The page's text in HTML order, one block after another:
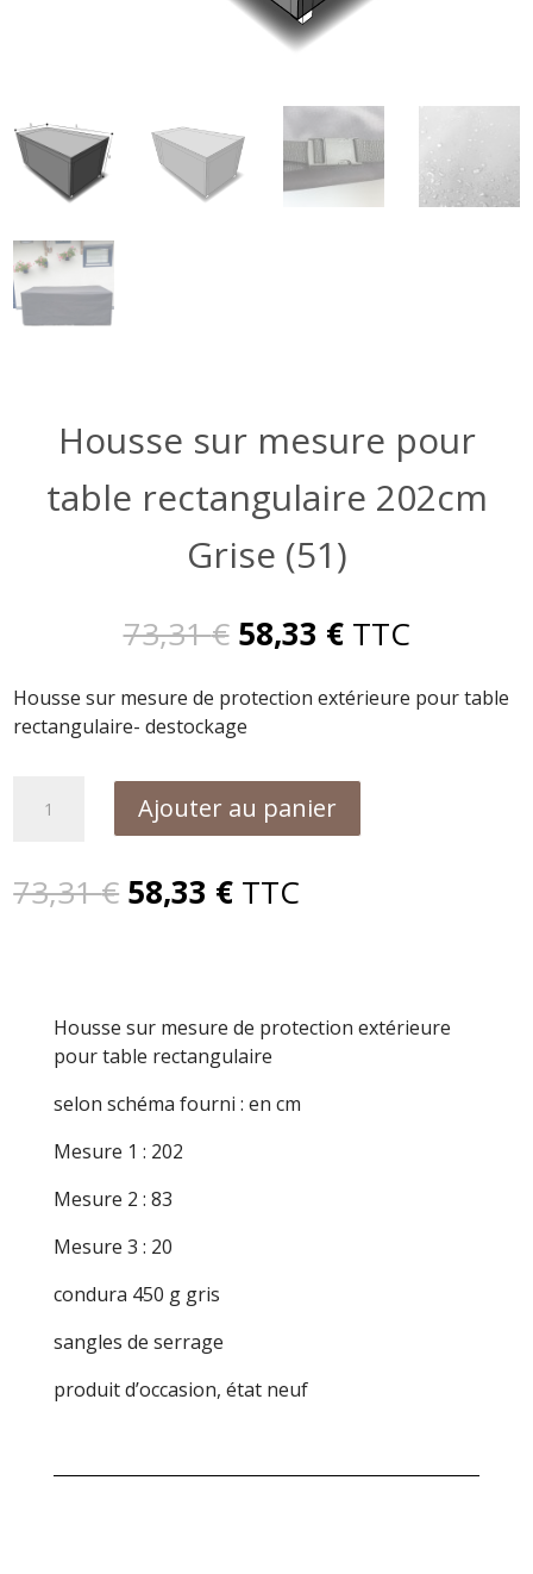
Housse sur mesure pour
table rectangulaire 202cm
Grise (51)
73,31€ Le
prix
initial
était :
73,31 €.
58,33 €Le
prix
actuel
est :
TTC
Housse sur mesure de protection extérieure pour table
rectangulaire- destockage
mesure
202cm
Grise
Ajouter au panier
73,31€ Le
prix
58,33 €Le
prix
TTC
Housse sur mesure de protection extérieure
pour table rectangulaire
selon schéma fourni : en cm
Mesure 1 : 202
Mesure 2 : 83
Mesure 3 : 20
condura 450 g gris
sangles de serrage
produit d’occasion, état neuf